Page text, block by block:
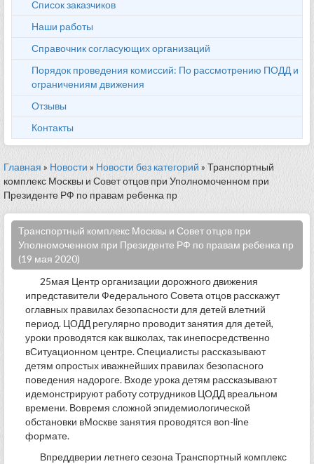
Список заказчиков
Наши работы
Справочник согласующих организаций
Порядок проведения комиссий: По рассмотрению ПОДД и
ограничениям движения
Отзывы
Контакты
Главная » Новости » Новости без категорий » Транспортный
комплекс Москвы и Совет отцов при Уполномоченном при
Президенте РФ по правам ребенка пр
Транспортный комплекс Москвы и Совет отцов при
Уполномоченном при Президенте РФ по правам ребенка пр
(19 мая 2020)
25мая Центр организации дорожного движения
ипредставители Федерального Совета отцов расскажут
оглавных правилах безопасности для детей влетний
период. ЦОДД регулярно проводит занятия для детей,
уроки проводятся как вшколах, так инепосредственно
вСитуационном центре. Специалисты рассказывают
детям опростых иважнейших правилах безопасного
поведения надороге. Входе урока детям рассказывают
идемонстрируют работу сотрудников ЦОДД вреальном
времени. Вовремя сложной эпидемиологической
обстановки вМоскве занятия проводятся вon-line
формате.
Впреддверии летнего сезона Транспортный комплекс